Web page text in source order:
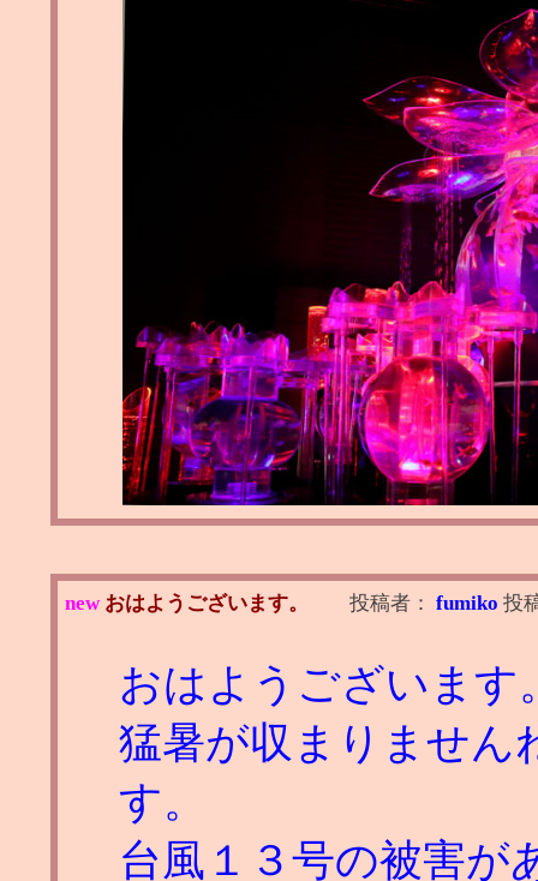
new おはようございます。 投稿者： fumiko 投
おはようございます
猛暑が収まりません
す。
台風１３号の被害が